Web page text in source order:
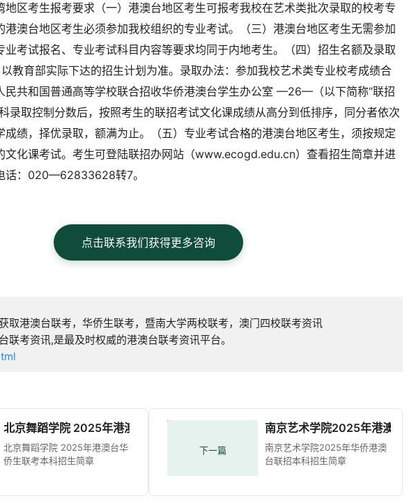
地区考生报考要求（一）港澳台地区考生可报考我校在艺术类批次录取的校考专
港澳台地区考生必须参加我校组织的专业考试。（三）港澳台地区考生无需参加
业考试报名、专业考试科目内容等要求均同于内地考生。（四）招生名额及录取
教育部实际下达的招生计划为准。录取办法：参加我校艺术类专业校考成绩合
民共和国普通高等学校联合招收华侨港澳台学生办公室 —26—（以下简称“联招
录取控制分数后，按照考生的联招考试文化课成绩从高分到低排序，同分者依次
成绩，择优录取，额满为止。（五）专业考试合格的港澳台地区考生，须按规定
文化课考试。考生可登陆联招办网站（www.ecogd.edu.cn）查看招生简章并进
话：020—62833628转7。
点击联系我们获得更多咨询
取港澳台联考，华侨生联考，暨南大学两校联考，澳门四校联考资讯
联考资讯,是最及时权威的港澳台联考资讯平台。
北京舞蹈学院 2025年港澳台华侨生联考本科招生简章
北京舞蹈学院 2025年港澳台华
侨生联考本科招生简章
下一篇
南京艺术学院2025年港澳台联
南京艺术学院2025年华侨港澳
台联招本科招生简章